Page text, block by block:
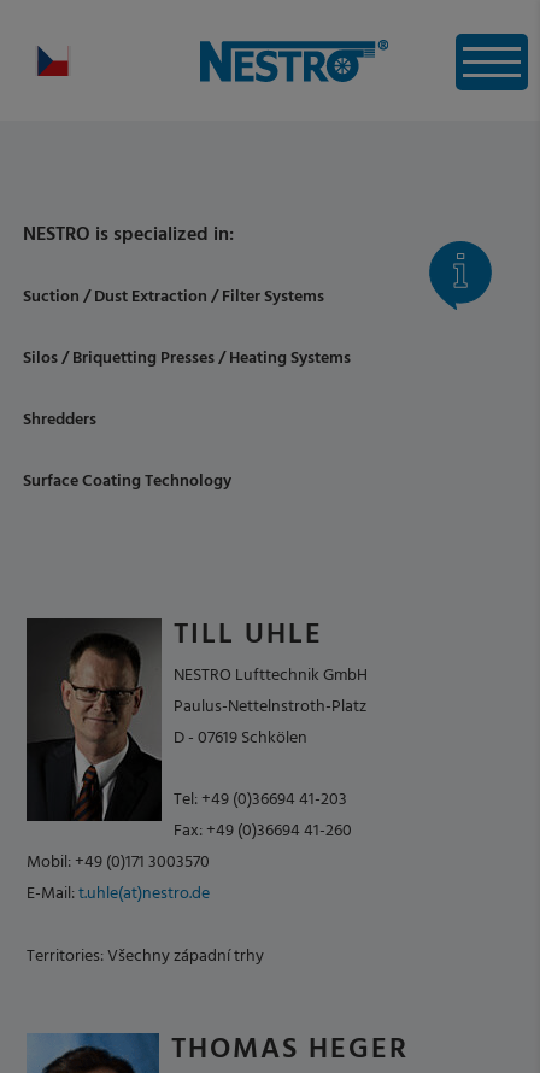
NESTRO is specialized in:
Suction / Dust Extraction / Filter Systems
Silos / Briquetting Presses / Heating Systems
Shredders
Surface Coating Technology
TILL UHLE
NESTRO Lufttechnik GmbH
Paulus-Nettelnstroth-Platz
D - 07619 Schkölen
Tel: +49 (0)36694 41-203
Fax: +49 (0)36694 41-260
Mobil: +49 (0)171 3003570
E-Mail:t.uhle(at)nestro.de
Territories: Všechny západní trhy
THOMAS HEGER